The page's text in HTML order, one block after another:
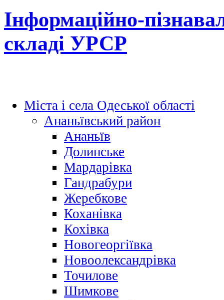
Інформаційно-
складі УРСР
Міста і села Одеської області
Ананьївський район
Ананьїв
Долинське
Мардарівка
Гандрабури
Жеребкове
Коханівка
Кохівка
Новогеоргіївка
Новоолександрівка
Точилове
Шимкове